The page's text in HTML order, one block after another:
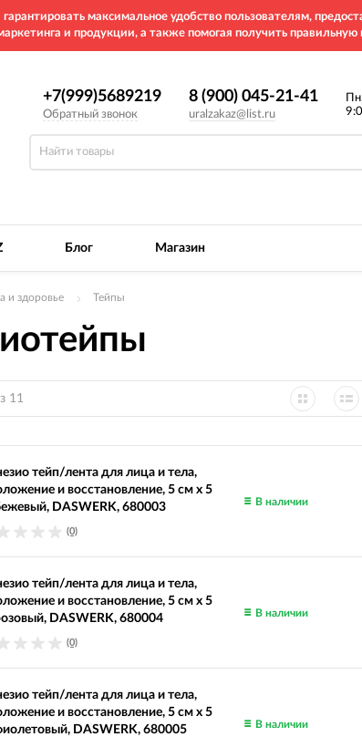
максимальное удобство пользователям,
и продукции, а также помогая получить
+7(999)5689219
Обратный звонок
8 (900) 045-21-41
uralzakaz@list.ru
Блог Магазин
и здоровье Тейпы
11
тейп/лента для лица и тела,
и восстановление, 5 см х 5
DASWERK, 680003
(0)
В наличии
тейп/лента для лица и тела,
и восстановление, 5 см х 5
DASWERK, 680004
(0)
В наличии
тейп/лента для лица и тела,
и восстановление, 5 см х 5
DASWERK, 680005
В наличии